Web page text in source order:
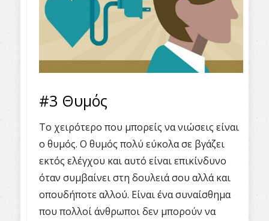
#3 Θυμός
Το χειρότερο που μπορείς να νιώσεις είναι
ο θυμός. Ο θυμός πολύ εύκολα σε βγάζει
εκτός ελέγχου και αυτό είναι επικίνδυνο
όταν συμβαίνει στη δουλειά σου αλλά και
οπουδήποτε αλλού. Είναι ένα συναίσθημα
που πολλοί άνθρωποι δεν μπορούν να